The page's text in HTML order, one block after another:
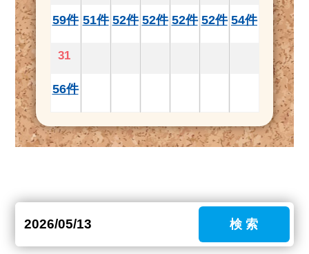
59件 51件 52件 52件 52件 52件 54件
31
56件
検 索